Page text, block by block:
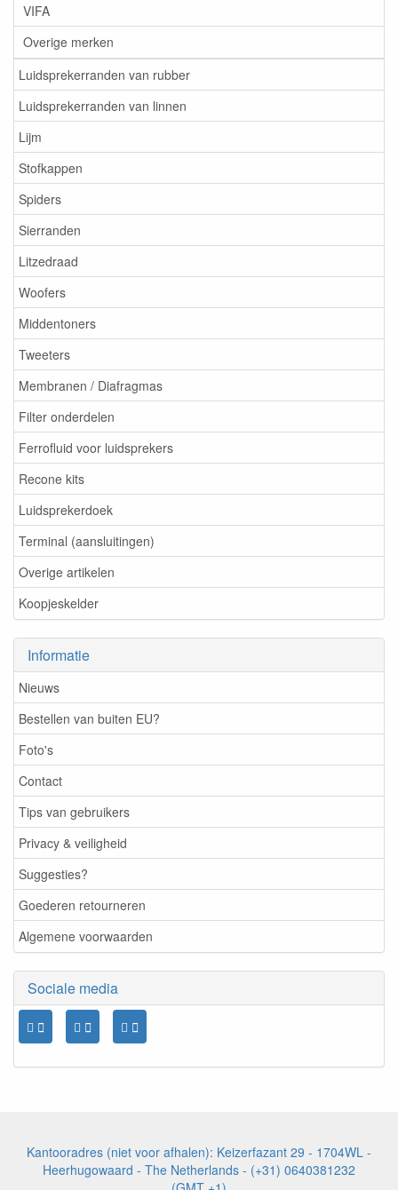
VIFA
Overige merken
Luidsprekerranden van rubber
Luidsprekerranden van linnen
Lijm
Stofkappen
Spiders
Sierranden
Litzedraad
Woofers
Middentoners
Tweeters
Membranen / Diafragmas
Filter onderdelen
Ferrofluid voor luidsprekers
Recone kits
Luidsprekerdoek
Terminal (aansluitingen)
Overige artikelen
Koopjeskelder
Informatie
Nieuws
Bestellen van buiten EU?
Foto's
Contact
Tips van gebruikers
Privacy & veiligheid
Suggesties?
Goederen retourneren
Algemene voorwaarden
Sociale media
Kantooradres (niet voor afhalen): Keizerfazant 29 - 1704WL -
Heerhugowaard - The Netherlands - (+31) 0640381232